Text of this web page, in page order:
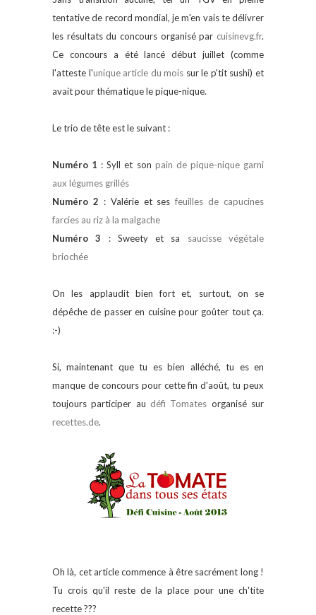
tentative de record mondial, je m'en vais te délivrer
les résultats du concours organisé par cuisinevg.fr.
Ce concours a été lancé début juillet (comme
l'atteste l'unique article du mois sur le p'tit sushi) et
avait pour thématique le pique-nique.
Le trio de tête est le suivant :
Numéro 1 : Syll et son pain de pique-nique garni
aux légumes grillés
Numéro 2 : Valérie et sesfeuilles de capucines
farcies au riz à la malgache
Numéro 3 : Sweety et sa saucisse végétale
briochée
On les applaudit bien fort et, surtout, on se
dépêche de passer en cuisine pour goûter tout ça.
:-)
Si, maintenant que tu es bien alléché, tu es en
manque de concours pour cette fin d'août, tu peux
toujours participer au défi Tomates organisé sur
recettes.de.
Oh là, cet article commence à être sacrément long !
Tu crois qu'il reste de la place pour une ch'tite
recette ???